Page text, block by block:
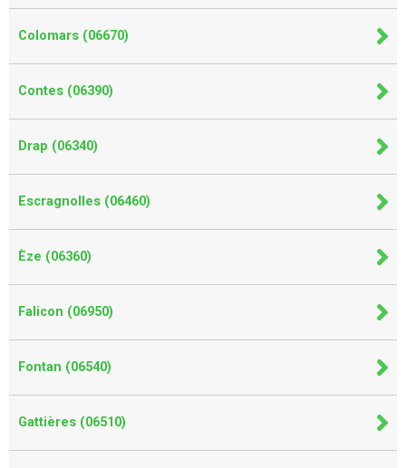
Colomars (06670)
Contes (06390)
Drap (06340)
Escragnolles (06460)
Èze (06360)
Falicon (06950)
Fontan (06540)
Gattières (06510)